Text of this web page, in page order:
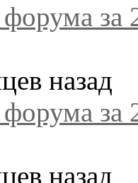
за
назад
за
назад